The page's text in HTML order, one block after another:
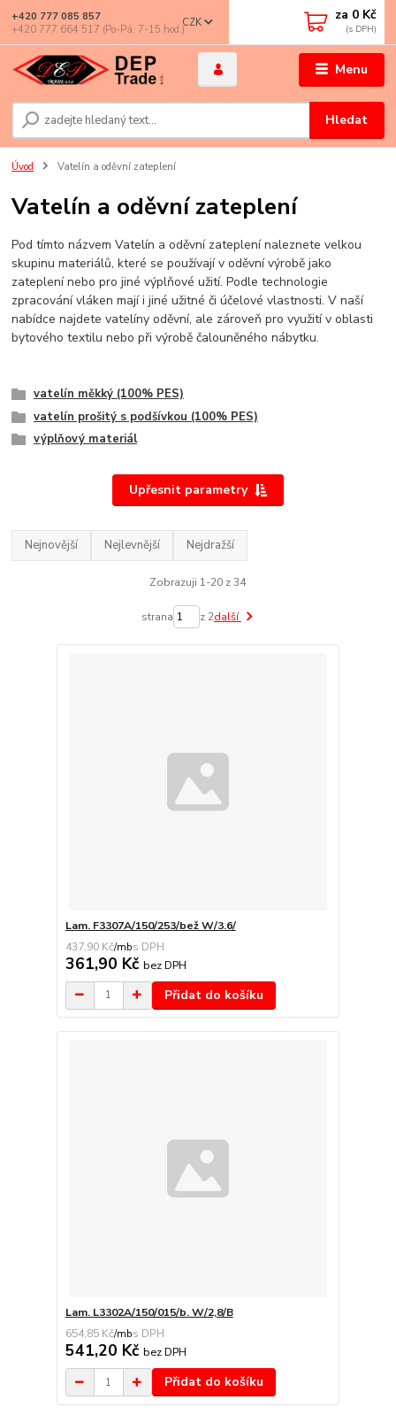
Menu
CZK
Hledat
+420 777 085 857
+420 777 664 517 (Po-Pá, 7-15 hod.)
za 0 Kč
Úvod Vatelín a oděvní zateplení
Vatelín a oděvní zateplení
Pod tímto názvem Vatelín a oděvní zateplení naleznete velkou
skupinu materiálů, které se používají v oděvní výrobě jako
zateplení nebo pro jiné výplňové užití. Podle technologie
zpracování vláken mají i jiné užitné či účelové vlastnosti. V naší
nabídce najdete vatelíny oděvní, ale zároveň pro využití v oblasti
bytového textilu nebo při výrobě čalouněného nábytku.
vatelín měkký (100% PES)
vatelín prošitý s podšívkou (100% PES)
výplňový materiál
Upřesnit parametry
Nejnovější Nejlevnější Nejdražší
Zobrazuji 1-20 z 34
strana z 2další
Lam. F3307A/150/253/bež W/3.6/
437,90 Kč/mb
361,90 Kč bez DPH
Přidat do košíku
Lam. L3302A/150/015/b. W/2,8/B
654,85 Kč/mb
541,20 Kč bez DPH
Přidat do košíku